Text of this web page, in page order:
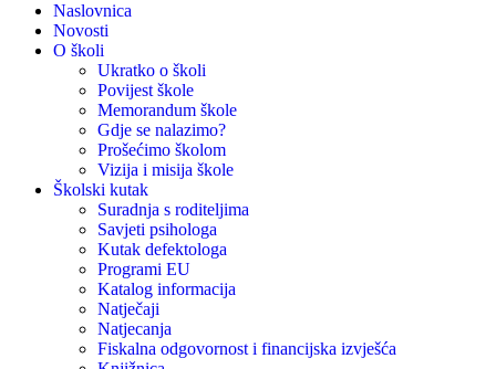
Naslovnica
Novosti
O školi
Ukratko o školi
Povijest škole
Memorandum škole
Gdje se nalazimo?
Prošećimo školom
Vizija i misija škole
Školski kutak
Suradnja s roditeljima
Savjeti psihologa
Kutak defektologa
Programi EU
Katalog informacija
Natječaji
Natjecanja
Fiskalna odgovornost i financijska izvješća